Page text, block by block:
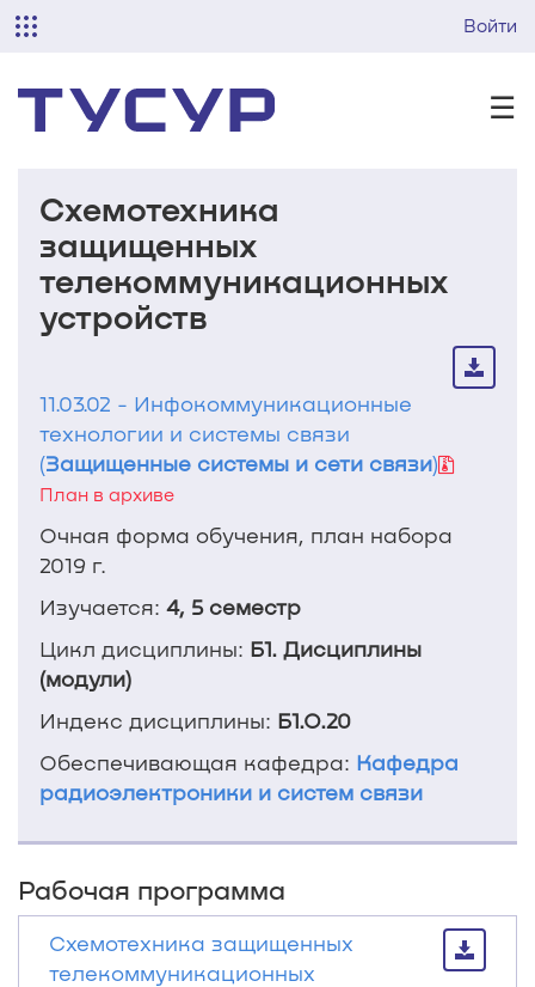
Войти
☰
Схемотехника
защищенных
телекоммуникационных
устройств
11.03.02 - Инфокоммуникационные
технологии и системы связи
(Защищенные системы и сети связи)
План в архиве
Очная форма обучения, план набора
2019 г.
Изучается: 4, 5 семестр
Цикл дисциплины: Б1. Дисциплины
(модули)
Индекс дисциплины: Б1.О.20
Обеспечивающая кафедра: Кафедра
радиоэлектроники и систем связи
Рабочая программа
Схемотехника защищенных
телекоммуникационных